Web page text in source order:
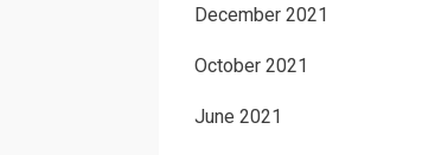
December 2021
October 2021
June 2021